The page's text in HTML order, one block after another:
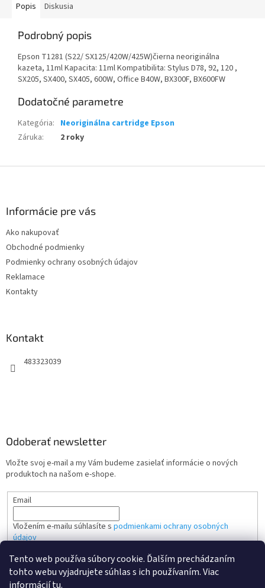
Tento web používa súbory cookie. Ďalším prechádzaním
tohto webu vyjadrujete súhlas s ich používaním. Viac
informáciítu.
Popis Diskusia
Podrobný popis
Epson T1281 (S22/ SX125/420W/425W)čierna neoriginálna
kazeta, 11ml Kapacita: 11ml Kompatibilita: Stylus D78, 92, 120 ,
SX205, SX400, SX405, 600W, Office B40W, BX300F, BX600FW
Dodatočné parametre
Kategória: Neoriginálna cartridge Epson
Záruka: 2 roky
Informácie pre vás
Ako nakupovať
Obchodné podmienky
Podmienky ochrany osobných údajov
Reklamace
Kontakty
Kontakt
483323039
Odoberať newsletter
Vložte svoj e-mail a my Vám budeme zasielať informácie o nových
produktoch na našom e-shope.
Email
Vložením e-mailu súhlasíte s podmienkami ochrany osobných
údajov
PRIHLÁSIŤ SA